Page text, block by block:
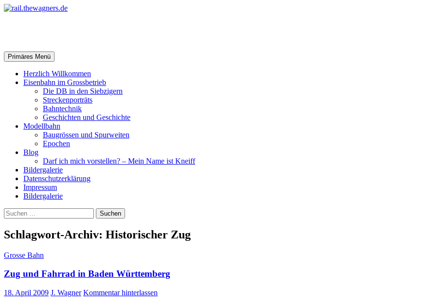
Zum
Suchen
Primäres Menü
Herzlich Willkommen
Eisenbahn im Grossbetrieb
Die DB in den Siebzigern
Streckenporträts
Bahntechnik
Geschichten und Geschichte
Modellbahn
Baugrössen und Spurweiten
Epochen
Blog
Darf ich mich vorstellen? – Mein Name ist Kneiff
Bildergalerie
Datenschutzerklärung
Impressum
Bildergalerie
Suchen
nach:
Schlagwort-Archiv: Historischer Zug
Grosse Bahn
Zug und Fahrrad in Baden Württemberg
18. April 2009 J. Wagner Kommentar hinterlassen